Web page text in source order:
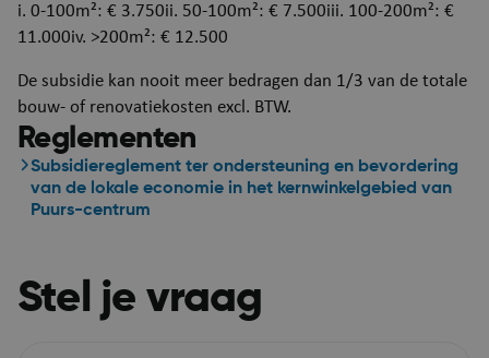
i. 0-100m²: € 3.750ii. 50-100m²: € 7.500iii. 100-200m²: €
11.000iv. >200m²: € 12.500
De subsidie kan nooit meer bedragen dan 1/3 van de totale
bouw- of renovatiekosten excl. BTW.
Reglementen
Subsidiereglement ter ondersteuning en bevordering
van de lokale economie in het kernwinkelgebied van
Puurs-centrum
Stel je vraag
ARRAffinitySameSite
Microsoft Corporation